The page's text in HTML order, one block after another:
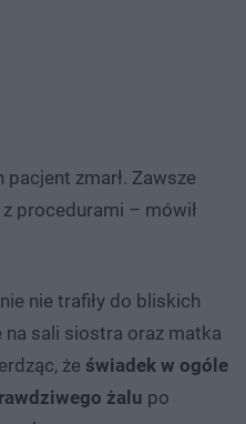
zmarł. Zawsze
procedurami – mówił
nie trafiły do bliskich
na sali siostra oraz matka
że świadek w ogóle
żalu po